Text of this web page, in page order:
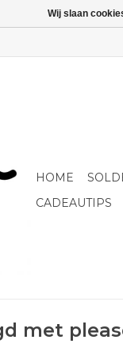
HOME
CADEAUTIPS
met
Wij slaan